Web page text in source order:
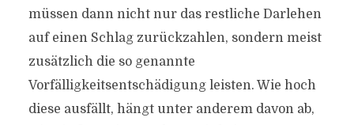
müssen dann nicht nur das restliche Darlehen
auf einen Schlag zurückzahlen, sondern meist
zusätzlich die so genannte
Vorfälligkeitsentschädigung leisten. Wie hoch
diese ausfällt, hängt unter anderem davon ab,